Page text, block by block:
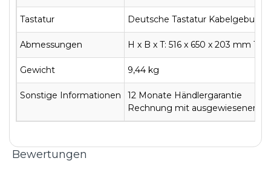
Tastatur Deutsche Tastatur
Abmessungen H x B x T: 516 x 650 x 203 mm
Gewicht 9,44 kg
Sonstige Informationen
12 Monate Händlergarantie
Rechnung mit ausgewiesener
Bewertungen